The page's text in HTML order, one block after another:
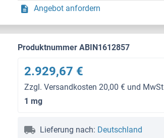
Angebot anfordern
Produktnummer ABIN1612857
2.929,67 €
Zzgl. Versandkosten 20,00 € und MwSt
1 mg
Lieferung nach: Deutschland